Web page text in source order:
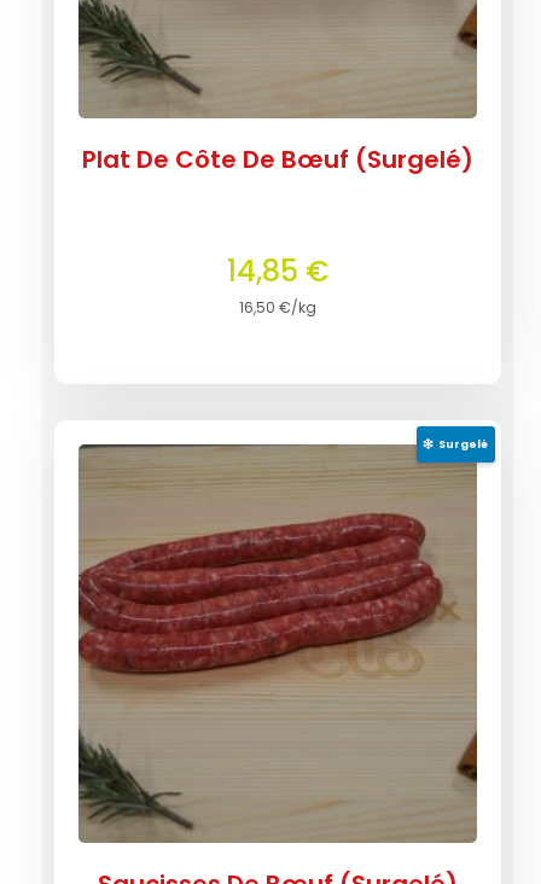
Plat De Côte De Bœuf (Surgelé)
14,85 €
16,50€/kg
Surgelé